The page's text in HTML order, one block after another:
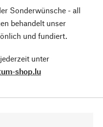
Sonderwünsche - all
behandelt unser
und fundiert.
unter
shop.lu